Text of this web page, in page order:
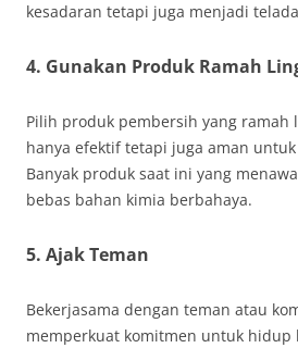
kesadaran tetapi juga menjadi
4. Gunakan Produk Ramah
Pilih produk pembersih yang ramah
hanya efektif tetapi juga aman
Banyak produk saat ini yang
bebas bahan kimia berbahaya.
5. Ajak Teman
Bekerjasama dengan teman atau
memperkuat komitmen untuk hidup